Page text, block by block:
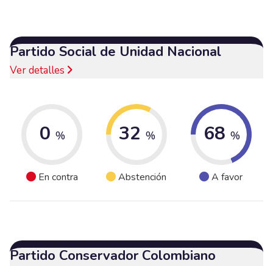
Partido Social de Unidad Nacional
Ver detalles
0 %
En contra
32 %
Abstención
68 %
A favor
Partido Conservador Colombiano